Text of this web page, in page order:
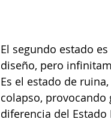
El segundo estado
diseño, pero
Es el estado de
colapso,
diferencia del